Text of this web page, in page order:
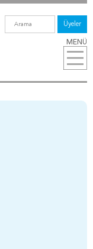
MENÜ
Üyeler